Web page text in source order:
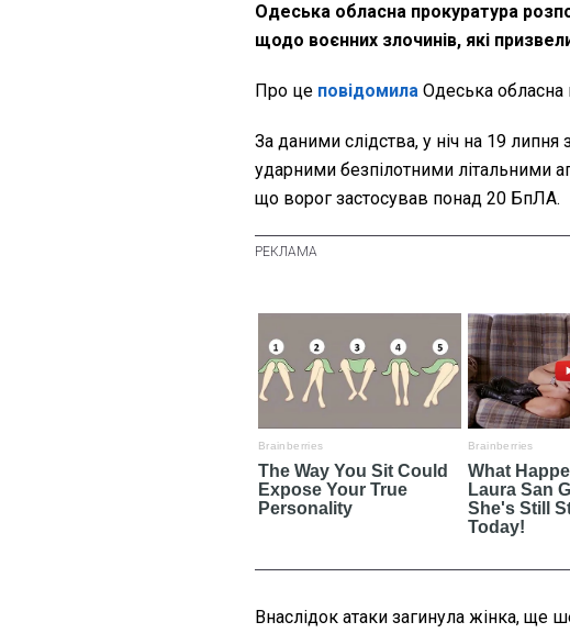
Одеська обласна прокуратура
щодо воєнних злочинів, які
Про це повідомила Одеська обласна
За даними слідства, у ніч на 19 липня
ударними безпілотними літальними
що ворог застосував понад 20 БпЛА.
Внаслідок атаки загинула жінка, ще